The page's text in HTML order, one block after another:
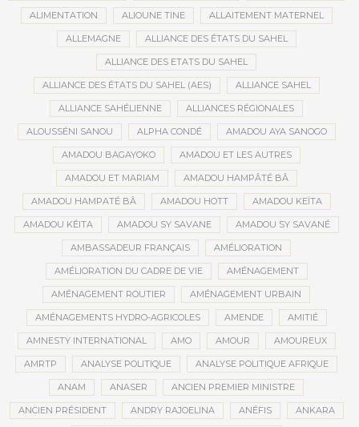
ALIMENTATION ALIOUNE TINE ALLAITEMENT MATERNEL
ALLEMAGNE ALLIANCE DES ÉTATS DU SAHEL
ALLIANCE DES ETATS DU SAHEL
ALLIANCE DES ÉTATS DU SAHEL (AES) ALLIANCE SAHEL
ALLIANCE SAHÉLIENNE ALLIANCES RÉGIONALES
ALOUSSÉNI SANOU ALPHA CONDÉ AMADOU AYA SANOGO
AMADOU BAGAYOKO AMADOU ET LES AUTRES
AMADOU ET MARIAM AMADOU HAMPÂTÉ BÂ
AMADOU HAMPATÉ BÂ AMADOU HOTT AMADOU KEÏTA
AMADOU KÉITA AMADOU SY SAVANE AMADOU SY SAVANÉ
AMBASSADEUR FRANÇAIS AMÉLIORATION
AMÉLIORATION DU CADRE DE VIE AMÉNAGEMENT
AMÉNAGEMENT ROUTIER AMÉNAGEMENT URBAIN
AMÉNAGEMENTS HYDRO-AGRICOLES AMENDE AMITIÉ
AMNESTY INTERNATIONAL AMO AMOUR AMOUREUX
AMRTP ANALYSE POLITIQUE ANALYSE POLITIQUE AFRIQUE
ANAM ANASER ANCIEN PREMIER MINISTRE
ANCIEN PRÉSIDENT ANDRY RAJOELINA ANÉFIS ANKARA